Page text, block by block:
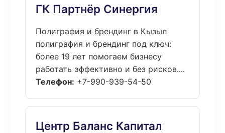
ГК Партнёр Синергия
Полиграфия и брендинг в Кызыл
полиграфия и брендинг под ключ:
более 19 лет помогаем бизнесу
работать эффективно и без рисков....
Телефон: +7-990-939-54-50
Центр Баланс Капитал